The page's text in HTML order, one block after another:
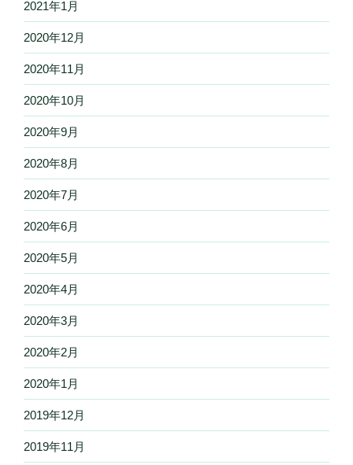
2021年1月
2020年12月
2020年11月
2020年10月
2020年9月
2020年8月
2020年7月
2020年6月
2020年5月
2020年4月
2020年3月
2020年2月
2020年1月
2019年12月
2019年11月